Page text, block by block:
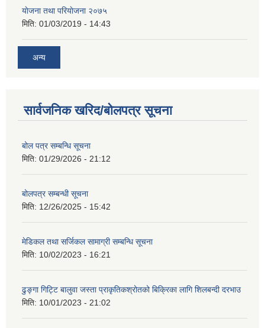
याेजना तथा परियाेजना २०७५
मिति: 01/03/2019 - 14:43
अन्य
सार्वजनिक खरिद/बोलपत्र सूचना
बोल पत्र सम्बन्धि सूचना
मिति: 01/29/2026 - 21:12
बोलपत्र सम्बन्धी सूचना
मिति: 12/26/2025 - 15:42
मेडिकल तथा सर्जिकल सामाग्री सम्बन्धि सूचना
मिति: 10/02/2023 - 16:21
ढुङ्गा गिट्टि बालुवा जस्ता प्राकृतिकश्रोतको बिक्रिका लागि शिलबन्दी दरभाउ
मिति: 10/01/2023 - 21:02